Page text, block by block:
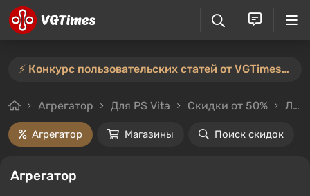
⚡️ Конкурс пользовательских статей от VGTimes продлён — участвуйте тут ⚡️
Агрегатор Для PS Vita Скидки от 50% Любой стоимости
Агрегатор Магазины Поиск скидок
Агрегатор